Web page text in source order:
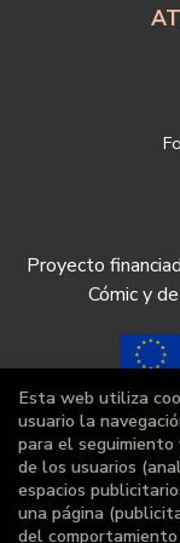
Proyecto
Cómic y
Esta web utiliza
usuario la
para el
de los usuarios
espacios
una página
del